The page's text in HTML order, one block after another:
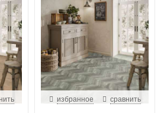
избранное сравнить